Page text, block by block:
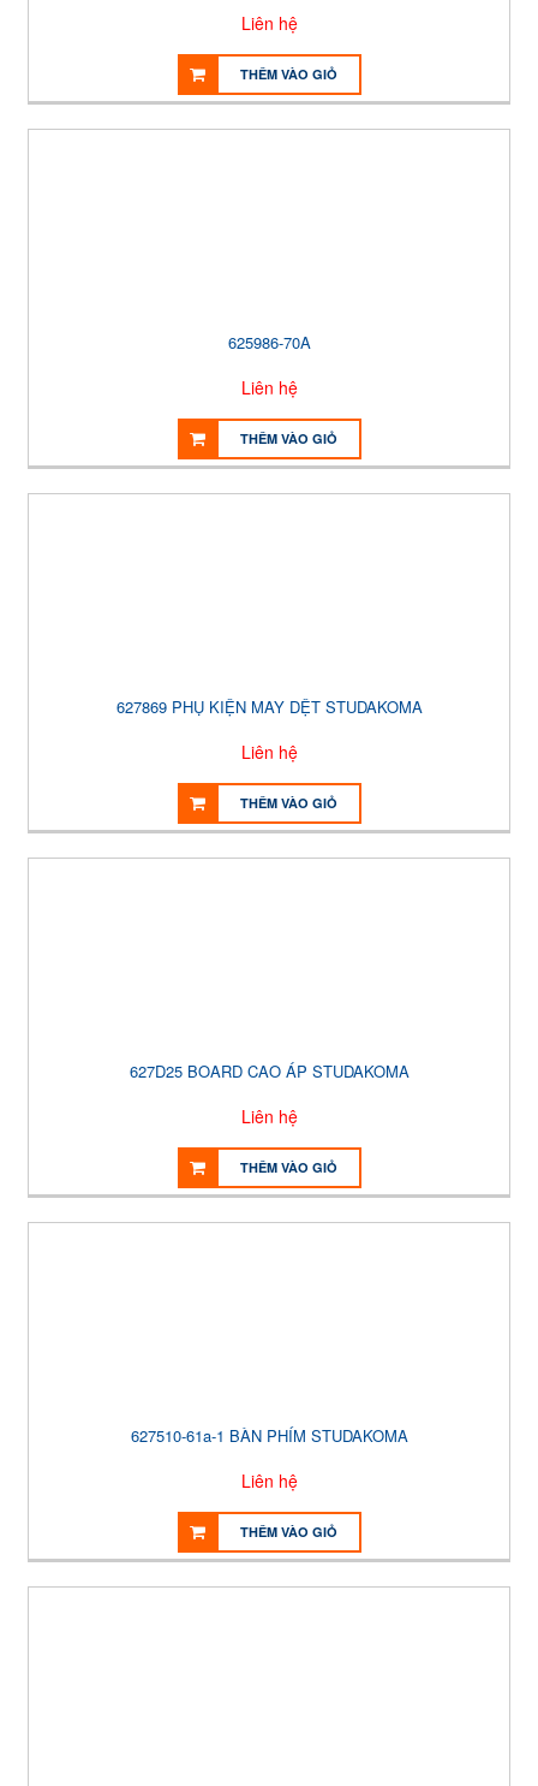
Liên hệ
THÊM VÀO GIỎ
625986-70A
Liên hệ
THÊM VÀO GIỎ
627869 PHỤ KIỆN MAY DỆT STUDAKOMA
Liên hệ
THÊM VÀO GIỎ
627D25 BOARD CAO ÁP STUDAKOMA
Liên hệ
THÊM VÀO GIỎ
627510-61a-1 BÀN PHÍM STUDAKOMA
Liên hệ
THÊM VÀO GIỎ